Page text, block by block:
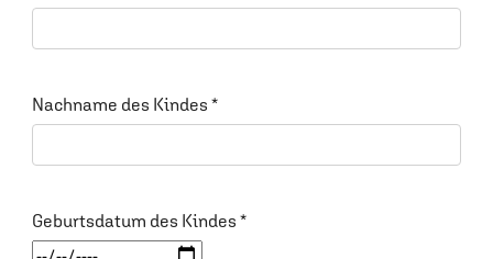
Nachname des Kindes *
Geburtsdatum des Kindes *